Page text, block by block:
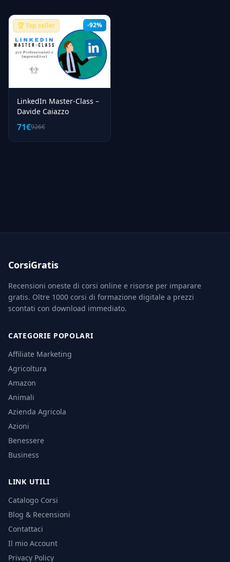
-92%
🏆 Top seller
LinkedIn Master-Class –
Davide Caiazzo
71€926€
CorsiGratis
Recensioni oneste di corsi online e risorse per imparare
gratis. Oltre 1000 corsi di formazione digitale a prezzi
scontati con download immediato.
CATEGORIE POPOLARI
Affiliate Marketing
Agricoltura
Amazon
Animali
Azienda Agricola
Azioni
Benessere
Business
LINK UTILI
Catalogo Corsi
Blog & Recensioni
Contattaci
Il mio Account
Privacy Policy